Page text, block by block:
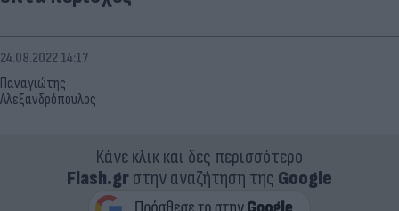
Παναγιώτης
Αλεξανδρόπουλος
24.08.2022 14:17
Κάνε κλικ και δες περισσότερο
Flash.grστην αναζήτηση της Google